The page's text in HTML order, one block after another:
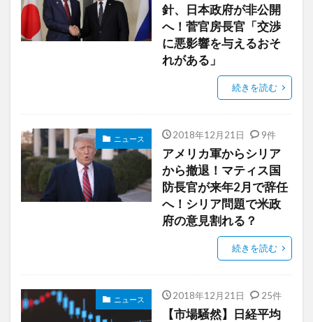
針、日本政府が非公開
へ！菅官房長官「交渉
に悪影響を与えるおそ
れがある」
続きを読む
ニュース 2018年12月21日 9件
アメリカ軍からシリア
から撤退！マティス国
防長官が来年2月で辞任
へ！シリア問題で米政
府の意見割れる？
続きを読む
ニュース 2018年12月21日 25件
【市場騒然】日経平均